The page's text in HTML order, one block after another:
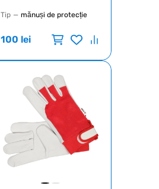
Tip — mănuși de protecție
100 lei